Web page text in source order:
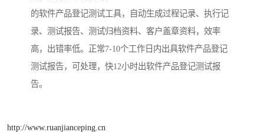
的软件产品登记测试工具，自动生成过程记录、执行记
录、测试报告、测试归档资料、客户盖章资料，效率
高，出错率低。正常7-10个工作日内出具软件产品登记
测试报告，可处理，快12小时出软件产品登记测试报
告。
http://www.ruanjianceping.cn